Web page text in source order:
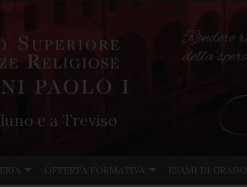
e a Treviso
Rendere
della
OFFERTA FORMATIVA ESAMI DI GRADO